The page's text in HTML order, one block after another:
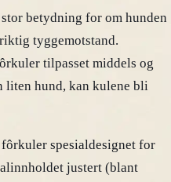
betydning for om hunden
tyggemotstand.
tilpasset middels og
liten hund, kan kulene bli
spesialdesignet for
justert (blant